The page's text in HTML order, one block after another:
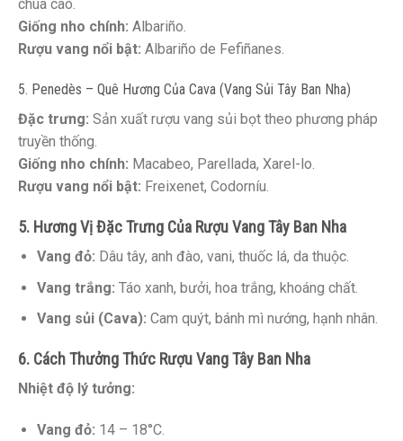
chua cao.
Giống nho chính: Albariño.
Rượu vang nổi bật: Albariño de Fefiñanes.
5. Penedès – Quê Hương Của Cava (Vang Sủi Tây Ban Nha)
Đặc trưng: Sản xuất rượu vang sủi bọt theo phương pháp
truyền thống.
Giống nho chính: Macabeo, Parellada, Xarel-lo.
Rượu vang nổi bật: Freixenet, Codorníu.
5. Hương Vị Đặc Trưng Của Rượu Vang Tây Ban Nha
Vang đỏ: Dâu tây, anh đào, vani, thuốc lá, da thuộc.
Vang trắng: Táo xanh, bưởi, hoa trắng, khoáng chất.
Vang sủi (Cava): Cam quýt, bánh mì nướng, hạnh nhân.
6. Cách Thưởng Thức Rượu Vang Tây Ban Nha
Nhiệt độ lý tưởng:
Vang đỏ: 14 – 18°C.